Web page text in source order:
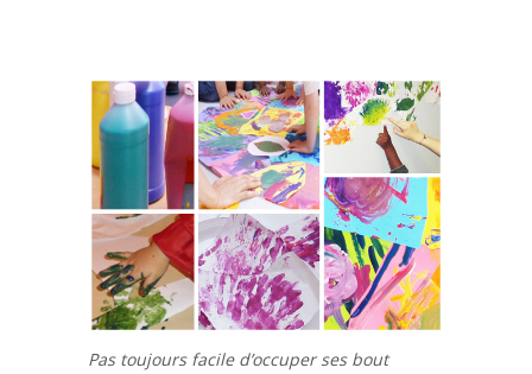
Pas toujours facile d’occuper ses bout